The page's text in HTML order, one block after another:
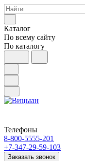
Каталог
По всему сайту
По каталогу
Телефоны
8-800-5555-201
+7-347-29-59-103
Заказать звонок